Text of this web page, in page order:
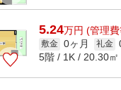
5.24万円 (管理
敷金 0ヶ月 礼金
5階 / 1K / 20.30㎡